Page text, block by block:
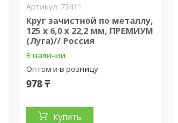
73411
Круг зачистной по металлу,
125 х 6,0 х 22,2 мм, ПРЕМИУМ
(Луга)// Россия
В наличии
Оптом и в розницу
978 ₸
Купить